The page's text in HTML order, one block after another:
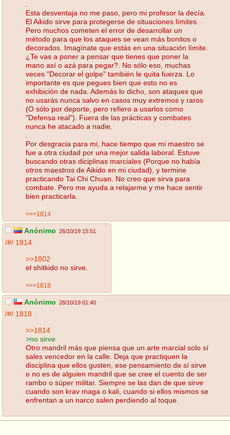
Esta desventaja no me paso, pero mi profesor la decía.
El Aikido sirve para protegerse de situaciones límites.
Pero muchos cometen el error de desarrollar un
método para que los ataques se vean más bonitos o
decorados. Imagínate que estás en una situación límite.
¿Te vas a poner a pensar que tienes que poner la
mano así o azá para pegar?. No sólo eso, muchas
veces "Decorar el golpe" también le quita fuerza. Lo
importante es que pegues bien que esto no es
exhibición de nada. Además lo dicho, son ataques que
no usarás nunca salvo en casos muy extremos y raros
(O sólo por deporte, pero refiero a usarlos como
"Defensa real"). Fuera de las prácticas y combates
nunca he atacado a nadie.
Por desgracia para mi, hace tiempo que mi maestro se
fue a otra ciudad por una mejor salida laboral. Estuve
buscando otras diciplinas marciales (Porque no había
otros maestros de Aikido en mi ciudad), y termine
practicando Tai Chi Chuan. No creo que sirva para
combate. Pero me ayuda a relajarme y me hace sentir
bien practicarla.
>>>1814
Anónimo 26/10/19 15:51
/#/ 1814
>>1802
el shitkido no sirve.
>>>1818
Anónimo 28/10/19 01:40
/#/ 1818
>>1814
>no sirve
Otro mandril más que piensa que un arte marcial solo sí
sales vencedor en la calle. Deja que practiquen la
disciplina que ellos gusten, ese pensamiento de sí sirve
o no es de alguien mandril que se cree el cuento de ser
rambo o súper militar. Siempre se las dan de que sirve
cuando son krav maga o kali, cuando si ellos mismos se
enfrentan a un narco salen perdiendo al toque.